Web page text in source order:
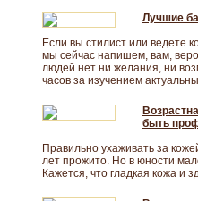
Лучшие
Если вы стилист или ведете
мы сейчас напишем, вам,
людей нет ни желания, ни
часов за изучением
быть
Правильно ухаживать за
лет прожито. Но в юности
Кажется, что гладкая кожа и